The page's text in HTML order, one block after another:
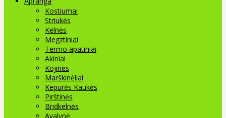
Kostiumai
Striukės
Kelnės
Megztiniai
Termo apatiniai
Akiniai
Kojinės
Marškinėliai
Kepurės Kaukės
Pirštinės
Bridkelnės
Avalynė